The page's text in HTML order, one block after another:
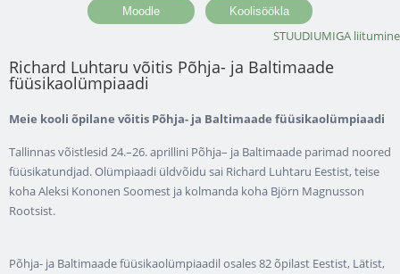
STUUDIUMIGA liitumine
Richard Luhtaru võitis Põhja- ja Baltimaade
füüsikaolümpiaadi
Meie kooli õpilane võitis Põhja- ja Baltimaade füüsikaolümpiaadi
Tallinnas võistlesid 24.–26. aprillini Põhja– ja Baltimaade parimad noored
füüsikatundjad. Olümpiaadi üldvõidu sai Richard Luhtaru Eestist, teise
koha Aleksi Kononen Soomest ja kolmanda koha Björn Magnusson
Rootsist.
Põhja- ja Baltimaade füüsikaolümpiaadil osales 82 õpilast Eestist, Lätist,